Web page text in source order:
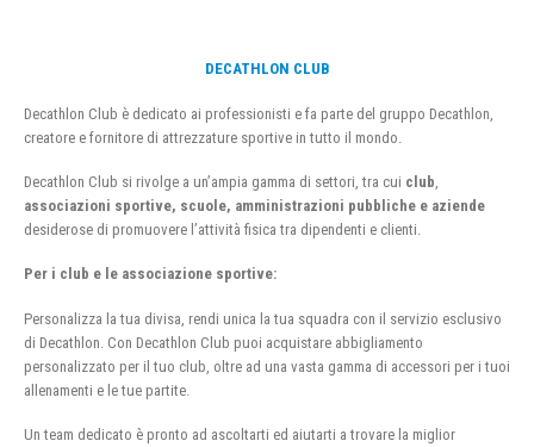
DECATHLON CLUB
Decathlon Club è dedicato ai professionisti e fa parte del gruppo Decathlon,
creatore e fornitore di attrezzature sportive in tutto il mondo.
Decathlon Club si rivolge a un’ampia gamma di settori, tra cui club
associazioni sportive, scuole, amministrazioni pubbliche e aziende
desiderose di promuovere l’attività fisica tra dipendenti e clienti.
Per i club e le associazione sportive:
Personalizza la tua divisa, rendi unica la tua squadra con il servizio esclusivo
di Decathlon. Con Decathlon Club puoi acquistare abbigliamento
personalizzato per il tuo club, oltre ad una vasta gamma di accessori per i tuoi
allenamenti e le tue partite.
Un team dedicato è pronto ad ascoltarti ed aiutarti a trovare la miglior